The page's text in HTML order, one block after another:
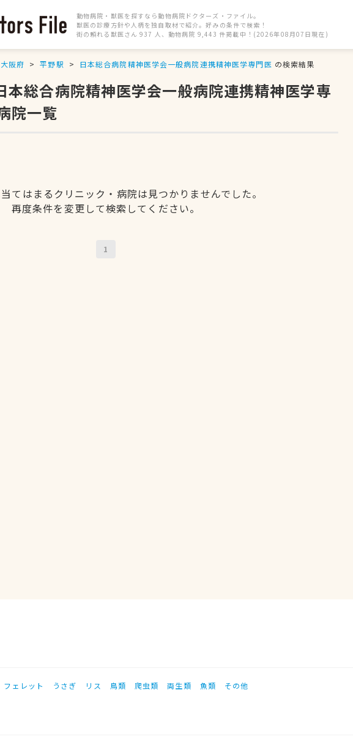
動物病院・獣医を探すなら動物病院ドクターズ・ファイル。
獣医の診療方針や人柄を独自取材で紹介。好みの条件で検索！
街の頼れる獣医さん 937 人、動物病院 9,443 件掲載中！(2026年08月07日現在)
大阪府 平野駅 日本総合病院精神医学会一般病院連携精神医学専門医 の検索結果
総合病院精神医学会一般病院連携精神医学専
院一覧
てはまるクリニック・病院は見つかりませんでした。
再度条件を変更して検索してください。
1
フェレット うさぎ リス 鳥類 爬虫類 両生類 魚類 その他